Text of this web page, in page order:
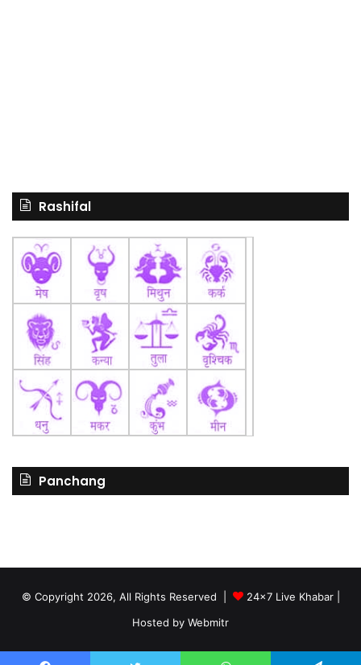
Rashifal
Panchang
© Copyright 2026, All Rights Reserved | 24x7 Live Khabar|
Hosted by Webmitr